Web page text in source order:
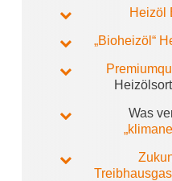
Heizöl
„Bioheizöl“
Was